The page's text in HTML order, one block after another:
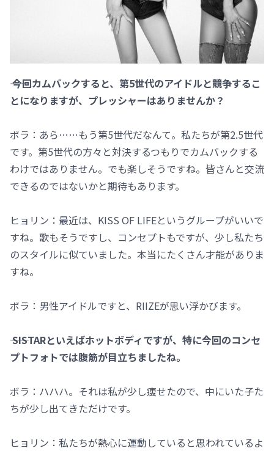
―― 今回カムバックすると、第5世代のアイドルと競争するこ
とになりますが、プレッシャーはありませんか？
ボラ：あら……もう第5世代だなんて。私たちが第2.5世代
です。第5世代の方々と対決するつもりでカムバックする
わけではありません。でも楽しそうですね。皆さんと交流
できるのではないかと期待もあります。
ヒョリン：最近は、KISS OF LIFEというグループがいいで
すね。歌もそうですし、コンセプトもですが、少し私たち
のスタイルに似ていました。本当にたくさん才能がありま
すね。
ボラ：男性アイドルですと、RIIZEが思い浮かびます。
―― SISTARといえばホットボディですが、特に今回のコンセ
プトフォトでは腹筋が目立ちましたね。
ボラ：ハハハ。それは私が少し痩せたので、中にいた子た
ちが少し出てきただけです。
ヒョリン：私たちが熱心に運動していると思われているよ